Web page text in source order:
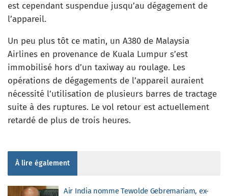
est cependant suspendue jusqu’au dégagement de
l’appareil.
Un peu plus tôt ce matin, un A380 de Malaysia
Airlines en provenance de Kuala Lumpur s’est
immobilisé hors d’un taxiway au roulage. Les
opérations de dégagements de l’appareil auraient
nécessité l’utilisation de plusieurs barres de tractage
suite à des ruptures. Le vol retour est actuellement
retardé de plus de trois heures.
À lire également
Air India nomme Tewolde Gebremariam, ex-